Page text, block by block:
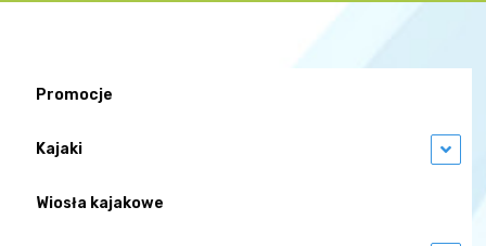
Promocje
Kajaki
Wiosła kajakowe